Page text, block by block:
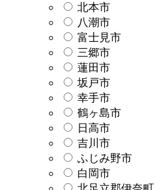
北本市
八潮市
富士見市
三郷市
蓮田市
坂戸市
幸手市
鶴ヶ島市
日高市
吉川市
ふじみ野市
白岡市